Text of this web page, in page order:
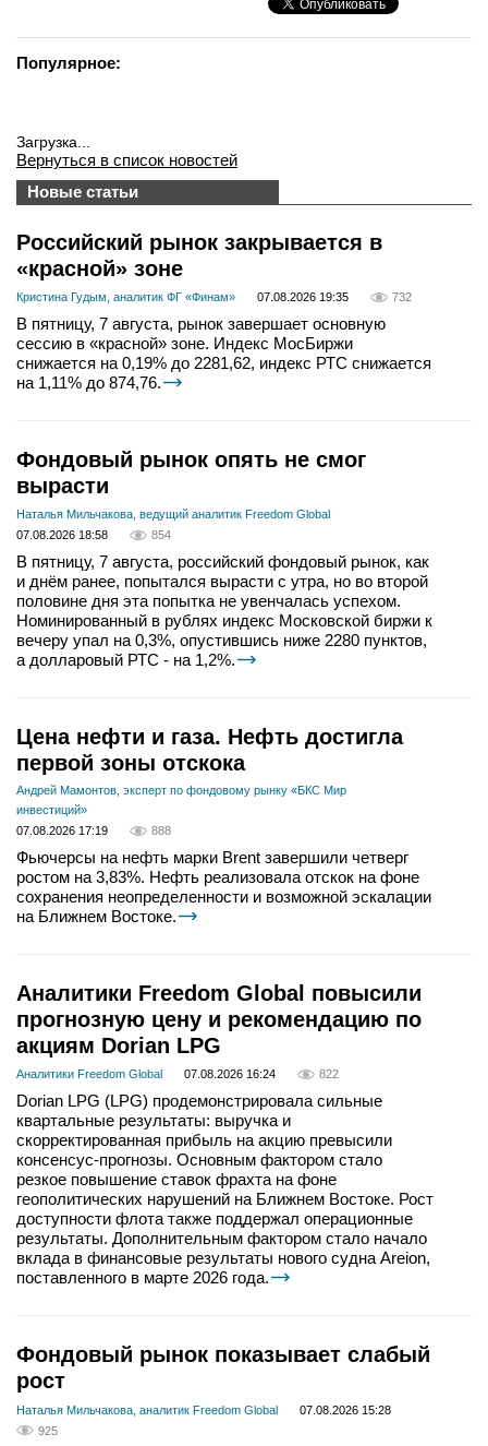
Популярное:
Загрузка...
Вернуться в список новостей
Новые статьи
Российский рынок закрывается в
«красной» зоне
Кристина Гудым, аналитик ФГ «Финам» 07.08.2026 19:35 732
В пятницу, 7 августа, рынок завершает основную
сессию в «красной» зоне. Индекс МосБиржи
снижается на 0,19% до 2281,62, индекс РТС снижается
на 1,11% до 874,76.
Фондовый рынок опять не смог
вырасти
Наталья Мильчакова, ведущий аналитик Freedom Global
07.08.2026 18:58
854
В пятницу, 7 августа, российский фондовый рынок, как
и днём ранее, попытался вырасти с утра, но во второй
половине дня эта попытка не увенчалась успехом.
Номинированный в рублях индекс Московской биржи к
вечеру упал на 0,3%, опустившись ниже 2280 пунктов,
а долларовый РТС - на 1,2%.
Цена нефти и газа. Нефть достигла
первой зоны отскока
Андрей Мамонтов, эксперт по фондовому рынку «БКС Мир
инвестиций»
07.08.2026 17:19
888
Фьючерсы на нефть марки Brent завершили четверг
ростом на 3,83%. Нефть реализовала отскок на фоне
сохранения неопределенности и возможной эскалации
на Ближнем Востоке.
Аналитики Freedom Global повысили
прогнозную цену и рекомендацию по
акциям Dorian LPG
Аналитики Freedom Global 07.08.2026 16:24 822
Dorian LPG (LPG) продемонстрировала сильные
квартальные результаты: выручка и
скорректированная прибыль на акцию превысили
консенсус-прогнозы. Основным фактором стало
резкое повышение ставок фрахта на фоне
геополитических нарушений на Ближнем Востоке. Рост
доступности флота также поддержал операционные
результаты. Дополнительным фактором стало начало
вклада в финансовые результаты нового судна Areion,
поставленного в марте 2026 года.
Фондовый рынок показывает слабый
рост
Наталья Мильчакова, аналитик Freedom Global
07.08.2026 15:28
925